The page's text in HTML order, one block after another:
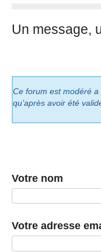
Un message,
Ce forum est modéré a
qu’après avoir été
Votre nom
Votre adresse